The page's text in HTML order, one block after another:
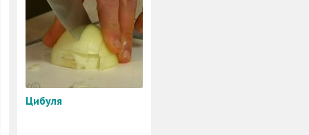
Цибуля